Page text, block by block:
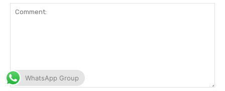
WhatsApp Group